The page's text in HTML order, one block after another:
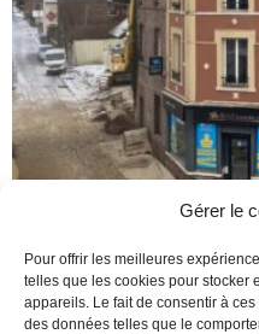
Gérer le
Pour offrir les meilleures
telles que les cookies pour stocker
appareils. Le fait de consentir à
des données telles que le
Client: KYANOS PIERRE